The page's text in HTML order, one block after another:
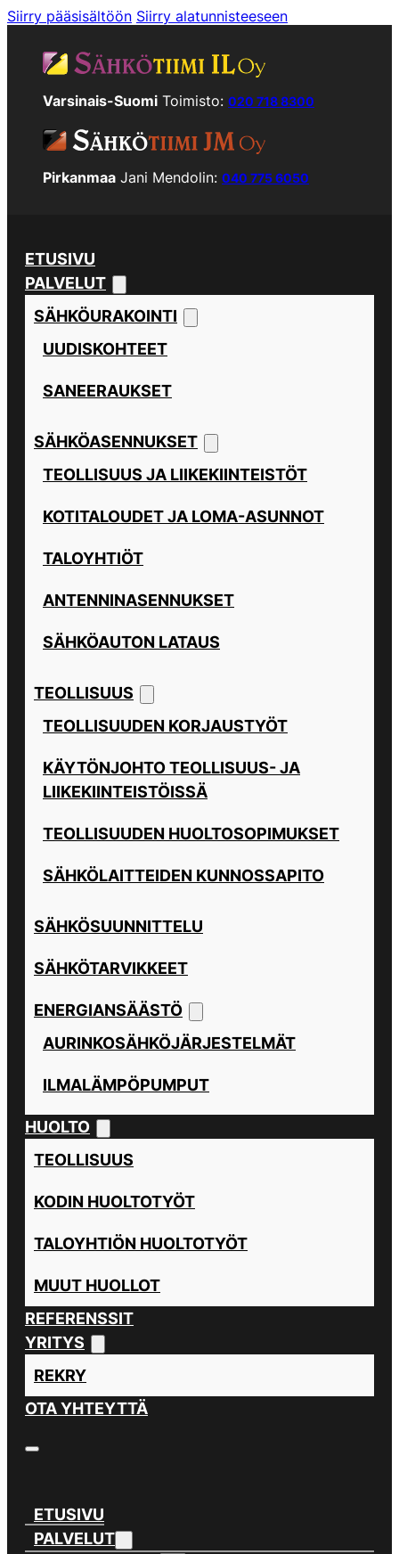
Siirry pääsisältöön Siirry alatunnisteeseen
Varsinais-Suomi Toimisto: 020 718 8300
Pirkanmaa Jani Mendolin: 040 775 6050
ETUSIVU
PALVELUT
SÄHKÖURAKOINTI
UUDISKOHTEET
SANEERAUKSET
SÄHKÖASENNUKSET
TEOLLISUUS JA LIIKEKIINTEISTÖT
KOTITALOUDET JA LOMA-ASUNNOT
TALOYHTIÖT
ANTENNINASENNUKSET
SÄHKÖAUTON LATAUS
TEOLLISUUS
TEOLLISUUDEN KORJAUSTYÖT
KÄYTÖNJOHTO TEOLLISUUS- JA
LIIKEKIINTEISTÖISSÄ
TEOLLISUUDEN HUOLTOSOPIMUKSET
SÄHKÖLAITTEIDEN KUNNOSSAPITO
SÄHKÖSUUNNITTELU
SÄHKÖTARVIKKEET
ENERGIANSÄÄSTÖ
AURINKOSÄHKÖJÄRJESTELMÄT
ILMALÄMPÖPUMPUT
HUOLTO
TEOLLISUUS
KODIN HUOLTOTYÖT
TALOYHTIÖN HUOLTOTYÖT
MUUT HUOLLOT
REFERENSSIT
YRITYS
REKRY
OTA YHTEYTTÄ
ETUSIVU
PALVELUT